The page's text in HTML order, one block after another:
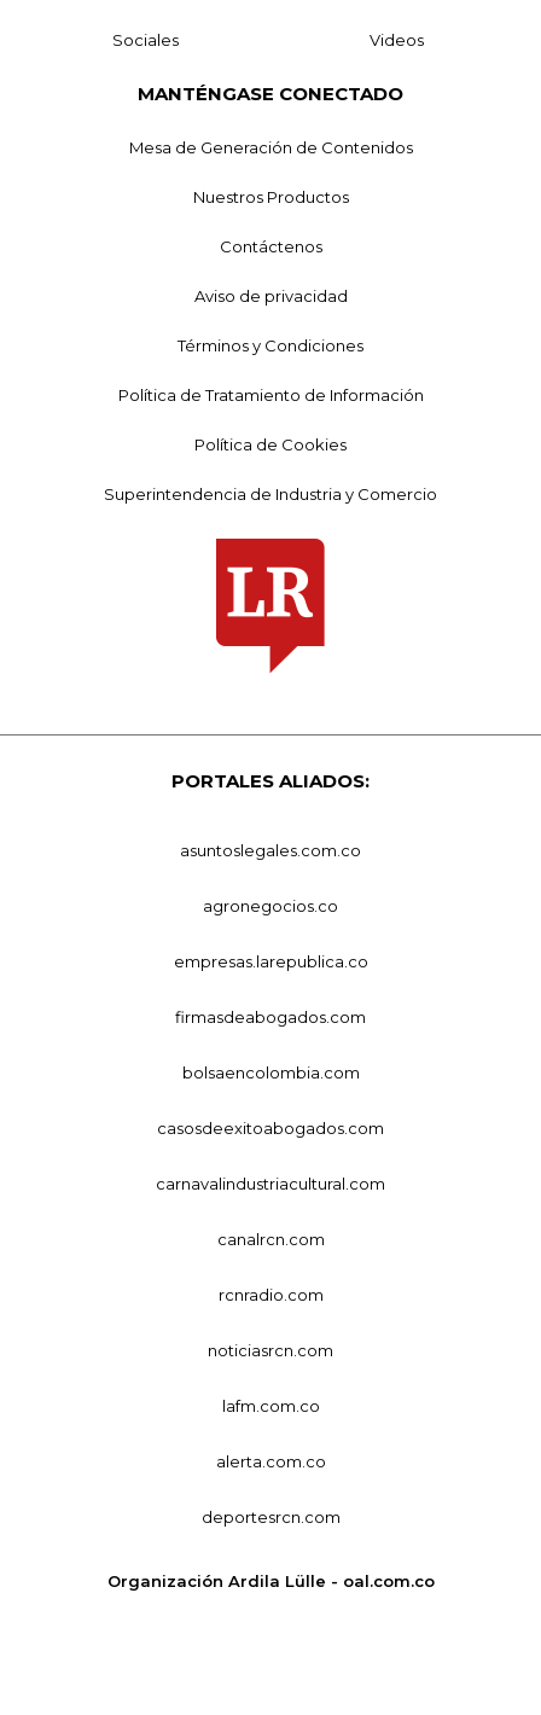
Sociales Videos
MANTÉNGASE CONECTADO
Mesa de Generación de Contenidos
Nuestros Productos
Contáctenos
Aviso de privacidad
Términos y Condiciones
Política de Tratamiento de Información
Política de Cookies
Superintendencia de Industria y Comercio
PORTALES ALIADOS:
asuntoslegales.com.co
agronegocios.co
empresas.larepublica.co
firmasdeabogados.com
bolsaencolombia.com
casosdeexitoabogados.com
carnavalindustriacultural.com
canalrcn.com
rcnradio.com
noticiasrcn.com
lafm.com.co
alerta.com.co
deportesrcn.com
Organización Ardila Lülle - oal.com.co